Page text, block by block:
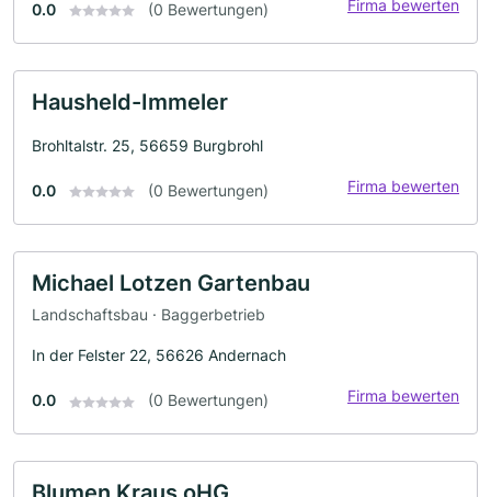
0.0 (0 Bewertungen) Firma bewerten
Hausheld-Immeler
Brohltalstr. 25, 56659 Burgbrohl
0.0 (0 Bewertungen) Firma bewerten
Michael Lotzen Gartenbau
Landschaftsbau · Baggerbetrieb
In der Felster 22, 56626 Andernach
0.0 (0 Bewertungen) Firma bewerten